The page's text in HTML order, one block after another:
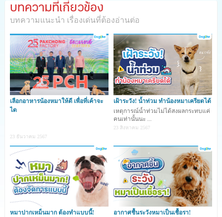
แนะนำมาจากน.สพ.ธนากร อนุพันธุเมธา จากคลินิกโรค
ผิวหนัง รพ.สัตว์ทองหล่อนำเคล็ดลับดี ๆ พร้อมกับ 5 คาถา
ปกป้องน้องหมาไม่ให้เจ็บป่วย เป็นโรคผิวหนังมาฝากกัน มี
เคล็ดลับง่าย ๆ อะไรบ้าง ไปดูและทำตามกันเลยค่ะ
รักษาความสะอาด
บทความที่เกี่ยวข้อง
บทความแนะนำ เรื่องเด่นที่ต้องอ่านต่อ
เลือกอาหารน้องหมาให้ดี เพื่อที่เค้าจะ
ได
23 ธันวาคม 2567
เฝ้าระวัง! น้ำท่วม ทำน้องหมาเครียดได้
เหตุการณ์น้ำท่วมไม่ได้สงผลกระทบแค่
คนเท่านั้นนะ ...
23 สิงหาคม 2567
หมาปากเหม็นมาก ต้องทำแบบนี้!
อากาศชื้นระวังหมาเป็นเชื้อรา!